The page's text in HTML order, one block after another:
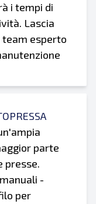
i tempi di
Lascia
team esperto
parte
presse.
-
per